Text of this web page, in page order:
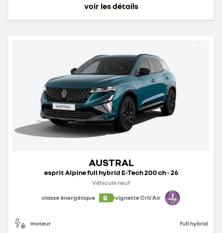
voir les détails
AUSTRAL
esprit Alpine full hybrid E-Tech 200 ch - 26
Véhicule neuf
classe énergétique
B vignette Crit'Air
moteur full hybrid